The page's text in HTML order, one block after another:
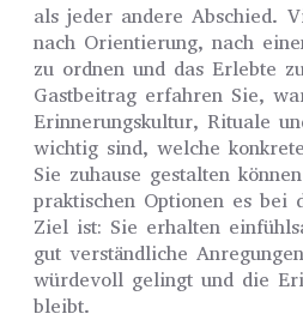
als jeder andere Abschied.
nach Orientierung, nach
zu ordnen und das Erlebte
Gastbeitrag erfahren Sie,
Erinnerungskultur, Rituale
wichtig sind, welche
Sie zuhause gestalten
praktischen Optionen es bei
Ziel ist: Sie erhalten
gut verständliche
würdevoll gelingt und die
bleibt.